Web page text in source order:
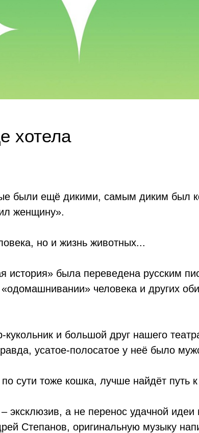
хотела
были ещё дикими, самым диким был
женщину».
но и жизнь животных...
история» была переведена русским
человека и других
и большой друг нашего
усатое-полосатое у неё было
сути тоже кошка, лучше найдёт путь
эксклюзив, а не перенос удачной
Степанов, оригинальную музыку